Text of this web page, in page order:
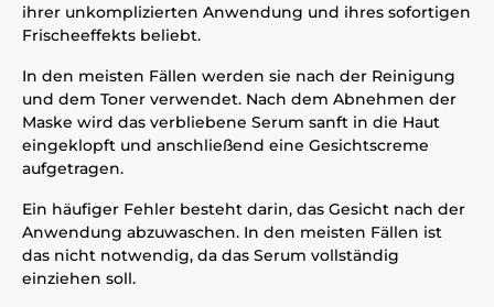
ihrer unkomplizierten Anwendung und ihres sofortigen
Frischeeffekts beliebt.
In den meisten Fällen werden sie nach der Reinigung
und dem Toner verwendet. Nach dem Abnehmen der
Maske wird das verbliebene Serum sanft in die Haut
eingeklopft und anschließend eine Gesichtscreme
aufgetragen.
Ein häufiger Fehler besteht darin, das Gesicht nach der
Anwendung abzuwaschen. In den meisten Fällen ist
das nicht notwendig, da das Serum vollständig
einziehen soll.